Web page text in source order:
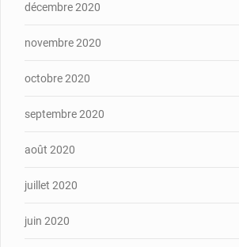
décembre 2020
novembre 2020
octobre 2020
septembre 2020
août 2020
juillet 2020
juin 2020